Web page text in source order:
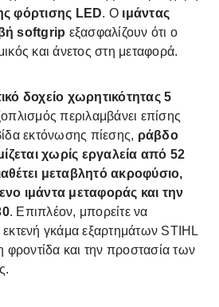
φόρτισης LED. Ο ιμάντας
softgrip εξασφαλίζουν ότι ο
και άνετος στη μεταφορά.
δοχείο χωρητικότητας 5
περιλαμβάνει επίσης
εκτόνωσης πίεσης, ράβδο
χωρίς εργαλεία από 52
μεταβλητό ακροφύσιο,
ιμάντα μεταφοράς και την
. Επιπλέον, μπορείτε να
εκτενή γκάμα εξαρτημάτων STIHL
φροντίδα και την προστασία των